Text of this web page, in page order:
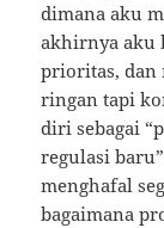
dimana aku
akhirnya aku
prioritas, dan
ringan tapi
diri sebagai
regulasi
menghafal
bagaimana